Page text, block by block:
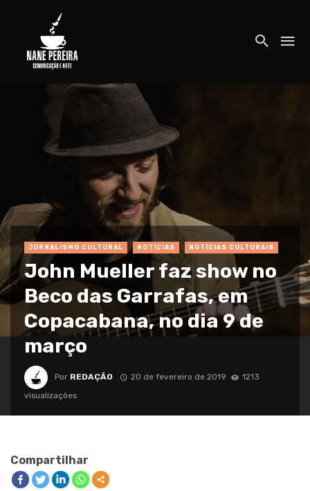
JORNALISMO CULTURAL NOTÍCIAS NOTÍCIAS CULTURAIS
John Mueller faz show no
Beco das Garrafas, em
Copacabana, no dia 9 de
março
Por REDAÇÃO 20 de fevereiro de 2019
1213
visualizações
Compartilhar